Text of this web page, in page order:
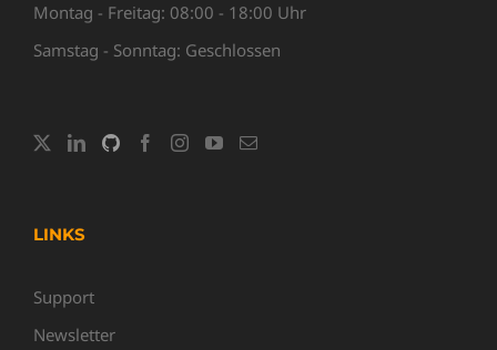
Montag - Freitag: 08:00 - 18:00 Uhr
Samstag - Sonntag: Geschlossen
LINKS
Support
Newsletter